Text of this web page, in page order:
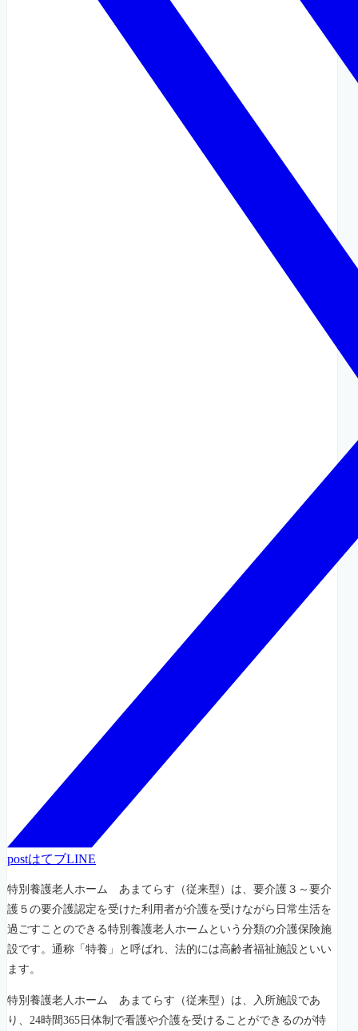
postはてブLINE
特別養護老人ホーム あまてらす（従来型）は、要介護３～要介
護５の要介護認定を受けた利用者が介護を受けながら日常生活を
過ごすことのできる特別養護老人ホームという分類の介護保険施
設です。通称「特養」と呼ばれ、法的には高齢者福祉施設といい
ます。
特別養護老人ホーム あまてらす（従来型）は、入所施設であ
り、24時間365日体制で看護や介護を受けることができるのが特